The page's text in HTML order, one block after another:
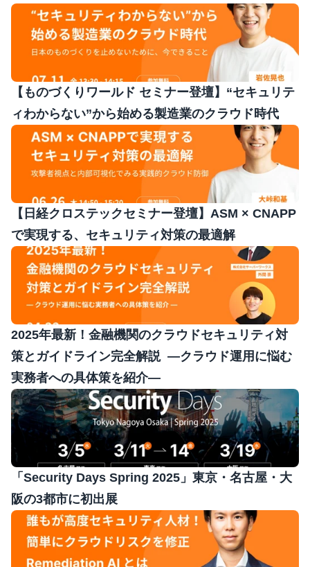
【ものづくりワールド セミナー登壇】“セキュリテ
ィわからない”から始める製造業のクラウド時代
【日経クロステックセミナー登壇】ASM × CNAPP
で実現する、セキュリティ対策の最適解
2025年最新！金融機関のクラウドセキュリティ対
策とガイドライン完全解説  —クラウド運用に悩む
実務者への具体策を紹介—
「Security Days Spring 2025」東京・名古屋・大
阪の3都市に初出展